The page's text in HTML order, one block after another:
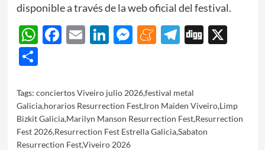
disponible a través de la web oficial del festival.
WhatsApp
Facebook
EmailLinkedIn
Messenger
Meneame
Telegram
Digg
X
Share
Tags: conciertos Viveiro julio 2026,festival metal
Galicia,horarios Resurrection Fest,Iron Maiden Viveiro,Limp
Bizkit Galicia,Marilyn Manson Resurrection Fest,Resurrection
Fest 2026,Resurrection Fest Estrella Galicia,Sabaton
Resurrection Fest,Viveiro 2026